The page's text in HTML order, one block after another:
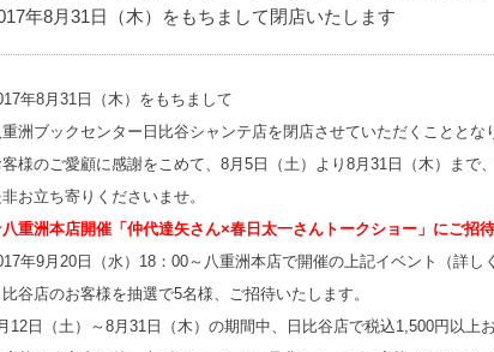
年8月31日（木）をもちまして閉店いたします
年8月31日（木）をもちまして
洲ブックセンター日比谷シャンテ店を閉店させていただくこととな
様のご愛顧に感謝をこめて、8月5日（土）より8月31日（木）まで
お立ち寄りくださいませ。
重洲本店開催「仲代達矢さん×春日太一さんトークショー」にご招
年9月20日（水）18：00～八重洲本店で開催の上記イベント（詳し
谷店のお客様を抽選で5名様、ご招待いたします。
12日（土）～8月31日（木）の期間中、日比谷店で税込1,500円以上